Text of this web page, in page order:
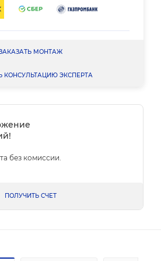
МОНТАЖ
КОНСУЛЬТАЦИЮ ЭКСПЕРТА
без комиссии.
ПОЛУЧИТЬ СЧЕТ